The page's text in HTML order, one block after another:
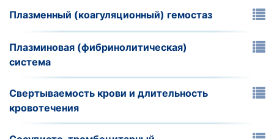
Плазменный (коагуляционный) гемостаз
Плазминовая (фибринолитическая)
система
Свертываемость крови и длительность
кровотечения